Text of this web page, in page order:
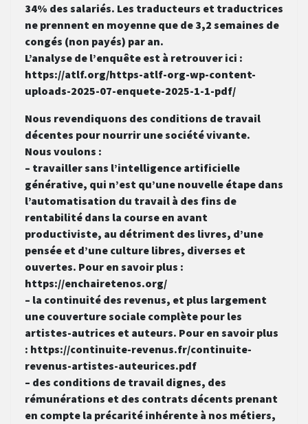
34% des salariés. Les traducteurs et traductrices
ne prennent en moyenne que de 3,2 semaines de
congés (non payés) par an.
L’analyse de l’enquête est à retrouver ici :
https://atlf.org/https-atlf-org-wp-content-
uploads-2025-07-enquete-2025-1-1-pdf/
Nous revendiquons des conditions de travail
décentes pour nourrir une société vivante.
Nous voulons :
– travailler sans l’intelligence artificielle
générative, qui n’est qu’une nouvelle étape dans
l’automatisation du travail à des fins de
rentabilité dans la course en avant
productiviste, au détriment des livres, d’une
pensée et d’une culture libres, diverses et
ouvertes. Pour en savoir plus :
https://enchairetenos.org/
– la continuité des revenus, et plus largement
une couverture sociale complète pour les
artistes-autrices et auteurs. Pour en savoir plus
: https://continuite-revenus.fr/continuite-
revenus-artistes-auteurices.pdf
– des conditions de travail dignes, des
rémunérations et des contrats décents prenant
en compte la précarité inhérente à nos métiers,